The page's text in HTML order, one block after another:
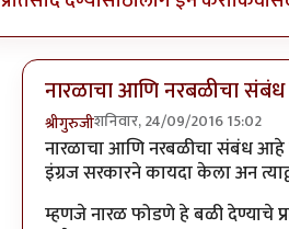
नारळाचा आणि नरबळीचा
श्रीगुरुजीशनिवार, 24/09/2016 15:02
In reply toआमचे २ सेंटby
नारळाचा आणि नरबळीचा संबंध आहे
इंग्रज सरकारने कायदा केला अन
म्हणजे नारळ फोडणे हे बळी देण्याचे